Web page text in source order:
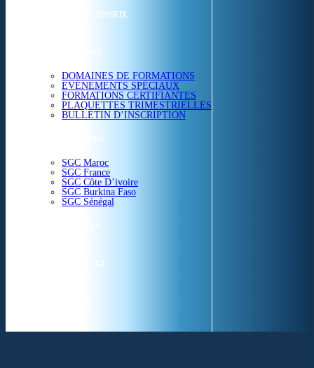
ETUDES & CONSEIL
FORMATIONS
DOMAINES DE FORMATIONS
EVÉNEMENTS SPÉCIAUX
FORMATIONS CERTIFIANTES
PLAQUETTES TRIMESTRIELLES
BULLETIN D’INSCRIPTION
NOS CENTRES
SGC Maroc
SGC France
SGC Côte D’ivoire
SGC Burkina Faso
SGC Sénégal
ACTUALITÉS
SGC EN IMAGE